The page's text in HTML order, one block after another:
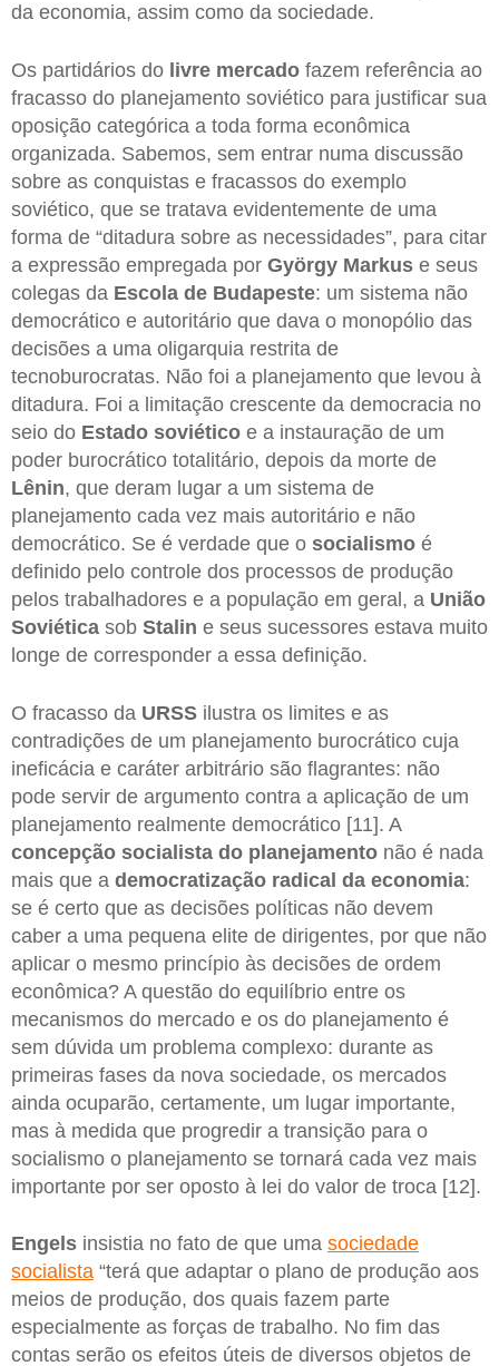
da economia, assim como da sociedade.
Os partidários do livre mercado fazem referência ao
fracasso do planejamento soviético para justificar sua
oposição categórica a toda forma econômica
organizada. Sabemos, sem entrar numa discussão
sobre as conquistas e fracassos do exemplo
soviético, que se tratava evidentemente de uma
forma de “ditadura sobre as necessidades”, para citar
a expressão empregada por György Markus e seus
colegas da Escola de Budapeste: um sistema não
democrático e autoritário que dava o monopólio das
decisões a uma oligarquia restrita de
tecnoburocratas. Não foi a planejamento que levou à
ditadura. Foi a limitação crescente da democracia no
seio do Estado soviético e a instauração de um
poder burocrático totalitário, depois da morte de
Lênin, que deram lugar a um sistema de
planejamento cada vez mais autoritário e não
democrático. Se é verdade que o socialismo é
definido pelo controle dos processos de produção
pelos trabalhadores e a população em geral, a União
Soviética sob Stalin e seus sucessores estava muito
longe de corresponder a essa definição.
O fracasso da URSS ilustra os limites e as
contradições de um planejamento burocrático cuja
ineficácia e caráter arbitrário são flagrantes: não
pode servir de argumento contra a aplicação de um
planejamento realmente democrático [11]. A
concepção socialista do planejamento não é nada
mais que a democratização radical da economia:
se é certo que as decisões políticas não devem
caber a uma pequena elite de dirigentes, por que não
aplicar o mesmo princípio às decisões de ordem
econômica? A questão do equilíbrio entre os
mecanismos do mercado e os do planejamento é
sem dúvida um problema complexo: durante as
primeiras fases da nova sociedade, os mercados
ainda ocuparão, certamente, um lugar importante,
mas à medida que progredir a transição para o
socialismo o planejamento se tornará cada vez mais
importante por ser oposto à lei do valor de troca [12].
Engels insistia no fato de que uma sociedade
socialista “terá que adaptar o plano de produção aos
meios de produção, dos quais fazem parte
especialmente as forças de trabalho. No fim das
contas serão os efeitos úteis de diversos objetos de